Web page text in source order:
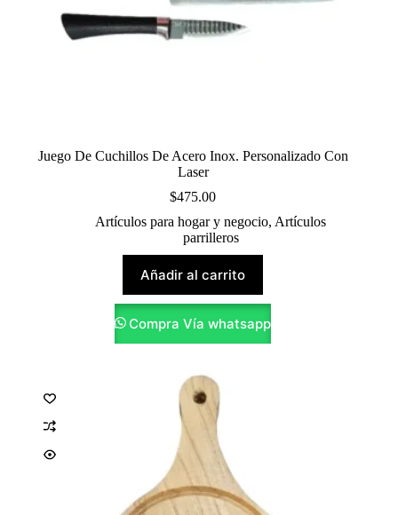
Juego De Cuchillos De Acero Inox. Personalizado Con
Laser
$475.00
Artículos para hogar y negocio, Artículos
parrilleros
Añadir al carrito
Compra Vía whatsapp